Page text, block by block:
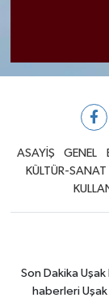
ASAYİŞ GENEL
KÜLTÜR-SANAT
Son Dakika
haberleri